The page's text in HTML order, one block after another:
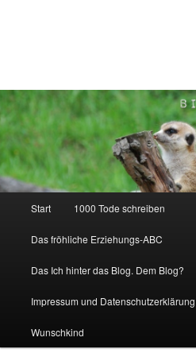
Start 1000 Tode schreiben
Das fröhliche Erziehungs-ABC
Das Ich hinter das Blog. Dem Blog?
Impressum und Datenschutzerklärung
Wunschkind